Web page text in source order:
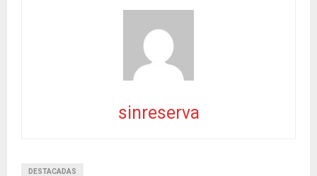
sinreserva
DESTACADAS